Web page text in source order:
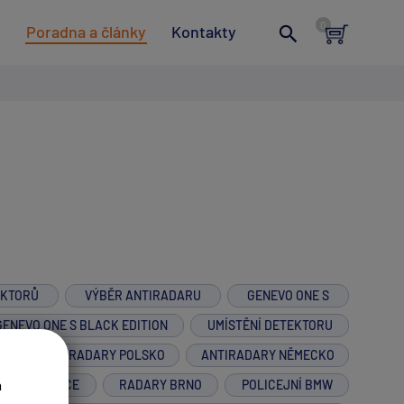
Poradna a články Kontakty
VÝBĚR ANTIRADARU
GENEVO ONE S
ONE S BLACK EDITION
UMÍSTĚNÍ DETEKTORU
ANTIRADARY POLSKO
ANTIRADARY NĚMECKO
MOTORCE RADARY BRNO
POLICEJNÍ BMW